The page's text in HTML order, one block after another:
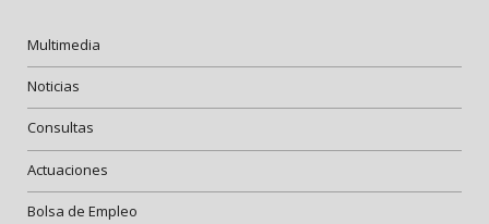
Multimedia
Noticias
Consultas
Actuaciones
Bolsa de Empleo